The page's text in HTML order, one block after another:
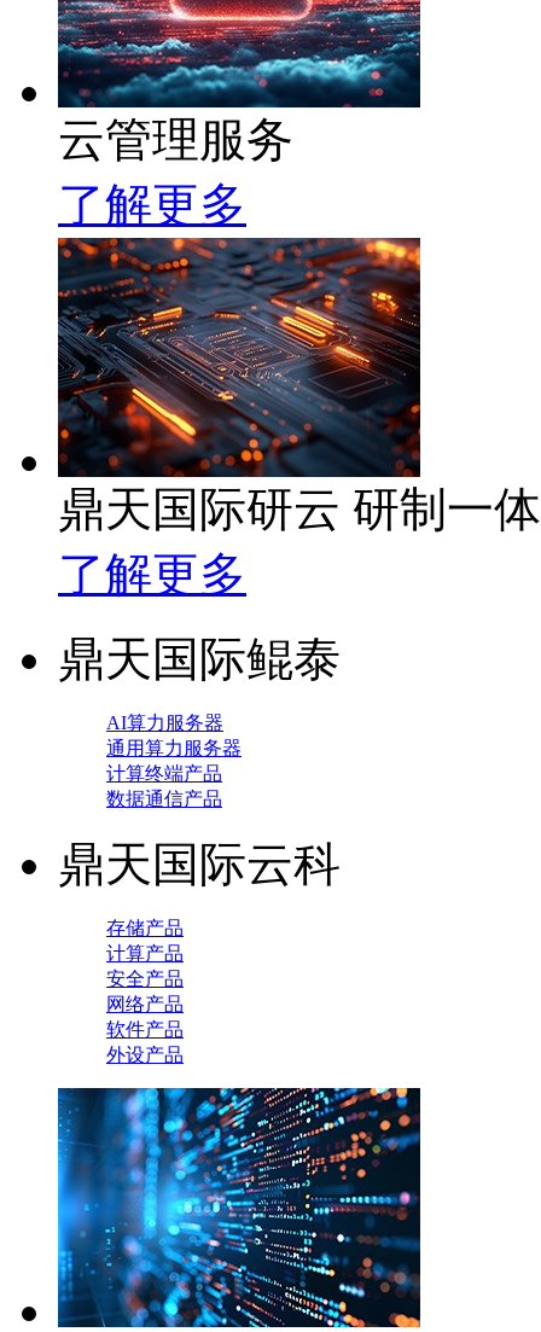
云管理服务
了解更多
鼎天国际研云 研制一
了解更多
鼎天国际鲲泰
AI算力服务器
通用算力服务器
计算终端产品
数据通信产品
鼎天国际云科
存储产品
计算产品
安全产品
网络产品
软件产品
外设产品